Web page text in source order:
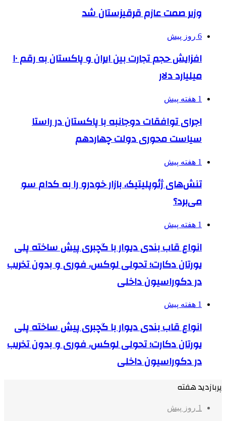
وزیر صمت عازم قرقیزستان شد
6 روز پیش
افزایش حجم تجارت بین ایران و پاکستان به رقم ۱۰
میلیارد دلار
1 هفته پیش
اجرای توافقات دوجانبه با پاکستان در راستا
سیاست محوری دولت چهاردهم
1 هفته پیش
تنش‌های ژئوپلیتیک، بازار خودرو را به کدام سو
می‌برد؟
1 هفته پیش
انواع قاب بندی دیوار با گچبری پیش ساخته پلی
یورتان دکارت؛ تحولی لوکس، فوری و بدون تخریب
در دکوراسیون داخلی
1 هفته پیش
انواع قاب بندی دیوار با گچبری پیش ساخته پلی
یورتان دکارت؛ تحولی لوکس، فوری و بدون تخریب
در دکوراسیون داخلی
پربازدید هفته
1 روز پیش